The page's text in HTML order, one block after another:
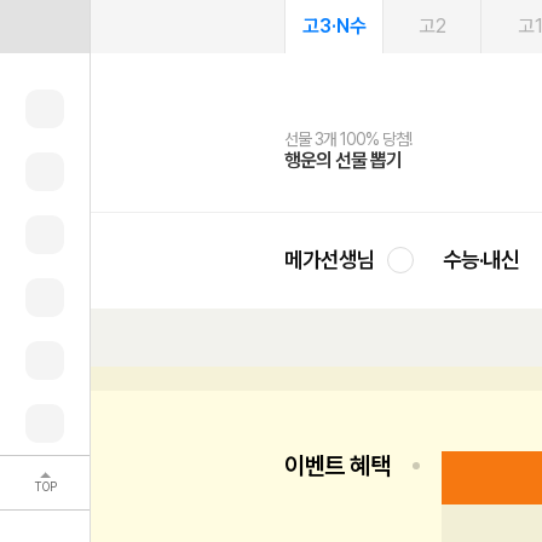
TOP
고3·N수 고2 고1
선물 3개 100% 당첨!
행운의 선물 뽑기
선물 100% 증정!
메가스터디 X 올리브
여름방학 스터디 캐시백
메가런 썸머스쿨
2027 러셀 단과
강사 공개선발
스마트러닝앱
설문 EVENT
메가패스
3일 무료 체험권
메가패스 수강생 무료혜택!
메가클럽 멤버십
사회공헌 캠페인
희망이룸 메가나눔
메가선생님 수능·내신
이벤트 혜택